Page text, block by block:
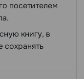
посетителем
книгу, в
сохранять